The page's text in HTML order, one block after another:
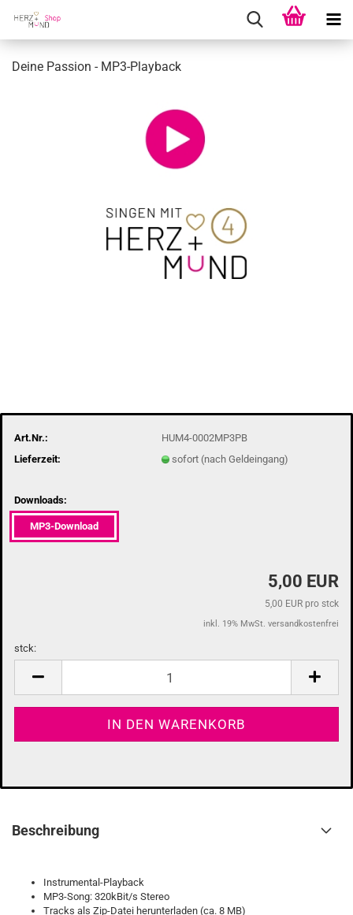
Deine Pas­si­on - MP3-​Playback
Art.Nr.:
HUM4-0002MP3PB
Lieferzeit:
sofort (nach Geldeingang)
Downloads:
MP3-Download
5,00 EUR
5,00 EUR pro stck
inkl. 19% MwSt. versandkostenfrei
stck:
Beschreibung
Instrumental-Playback
MP3-Song: 320kBit/s Stereo
Tracks als Zip-Datei herunterladen (ca. 8 MB)